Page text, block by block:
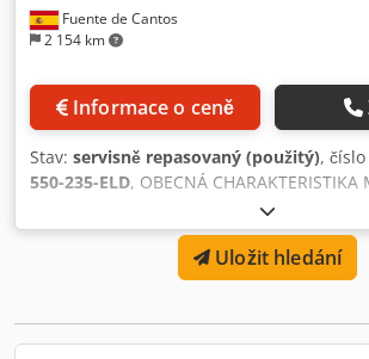
Fuente de Cantos
2 154 km
Informace o ceně
Stav: servisně repasovaný (použitý),
550-235-ELD, OBECNÁ
mm Max. rozsah modulu/min. 1,5 / 0,39
válcování 92 mm Max. posuv nástroje
stojanu 610 mm Dcedpfx Asd Nw Ttogvsk
průměrů 20/40-32/64/min. Výrobní číslo
Uložit hledání